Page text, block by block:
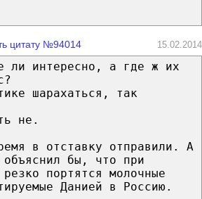
цитату №94014 15.02.2014
ли интересно, а где ж их
шарахаться, так
не.
в отставку отправили. А
бы, что при
портятся молочные
Данией в Россию.